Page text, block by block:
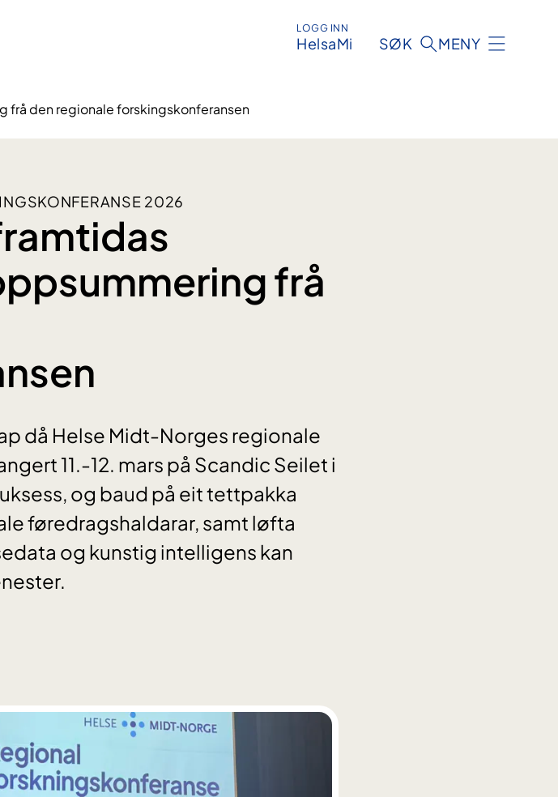
LOGG INN
HelsaMi SØK MENY
frå den regionale forskingskonferansen
2026
frå
då Helse Midt-Norges regionale
11.-12. mars på Scandic Seilet i
og baud på eit tettpakka
føredragshaldarar, samt løfta
og kunstig intelligens kan